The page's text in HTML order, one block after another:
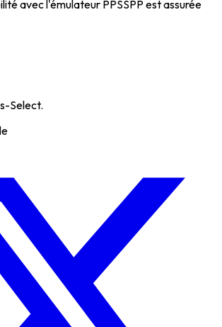
avec l'émulateur PPSSPP est assurée
Select.